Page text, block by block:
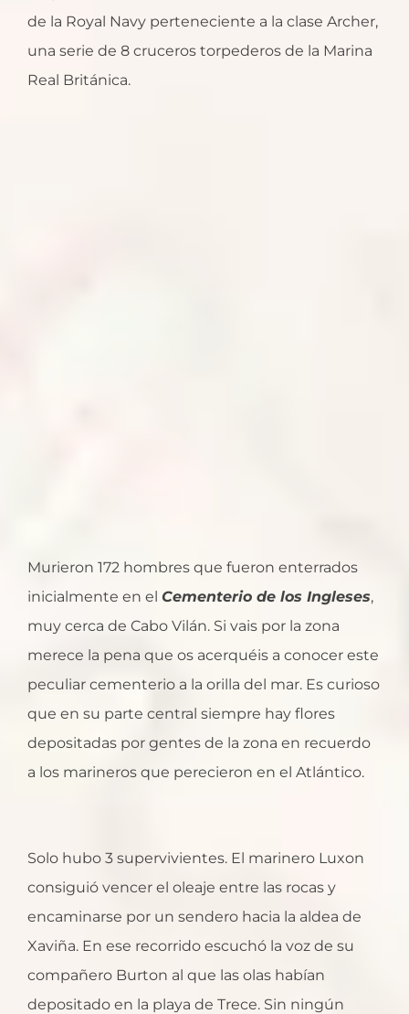
de la Royal Navy perteneciente a la clase Archer,
una serie de 8 cruceros torpederos de la Marina
Real Británica.
Murieron 172 hombres que fueron enterrados
inicialmente en el Cementerio de los Ingleses,
muy cerca de Cabo Vilán. Si vais por la zona
merece la pena que os acerquéis a conocer este
peculiar cementerio a la orilla del mar. Es curioso
que en su parte central siempre hay flores
depositadas por gentes de la zona en recuerdo
a los marineros que perecieron en el Atlántico.
Solo hubo 3 supervivientes. El marinero Luxon
consiguió vencer el oleaje entre las rocas y
encaminarse por un sendero hacia la aldea de
Xaviña. En ese recorrido escuchó la voz de su
compañero Burton al que las olas habían
depositado en la playa de Trece. Sin ningún